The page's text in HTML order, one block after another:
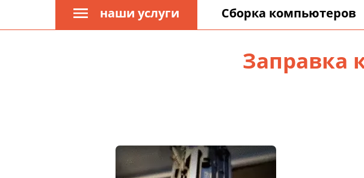
наши услуги Сборка компьютеров
Заправка